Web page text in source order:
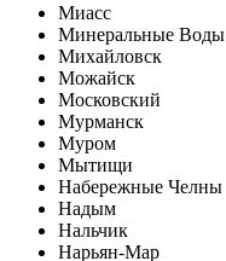
Миасс
Минеральные Воды
Михайловск
Можайск
Московский
Мурманск
Муром
Мытищи
Набережные Челны
Надым
Нальчик
Нарьян-Мар